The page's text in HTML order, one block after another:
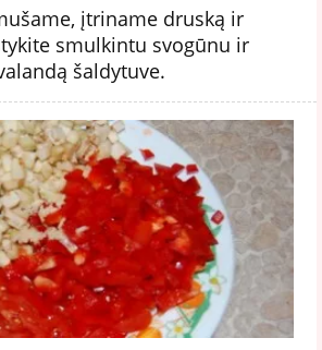
įtriname druską ir
smulkintu svogūnu ir
šaldytuve.